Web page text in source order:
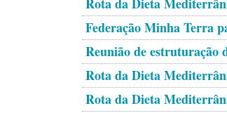
Federação Minha Terra
Reunião de estruturação
Rota da Dieta
Rota da Dieta